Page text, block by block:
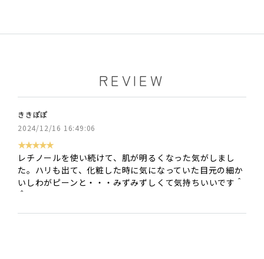
REVIEW
ききぽぽ
2024/12/16 16:49:06
★★★★★
レチノールを使い続けて、肌が明るくなった気がしまし
た。ハリも出て、化粧した時に気になっていた目元の細か
いしわがピーンと・・・みずみずしくて気持ちいいです＾
＾